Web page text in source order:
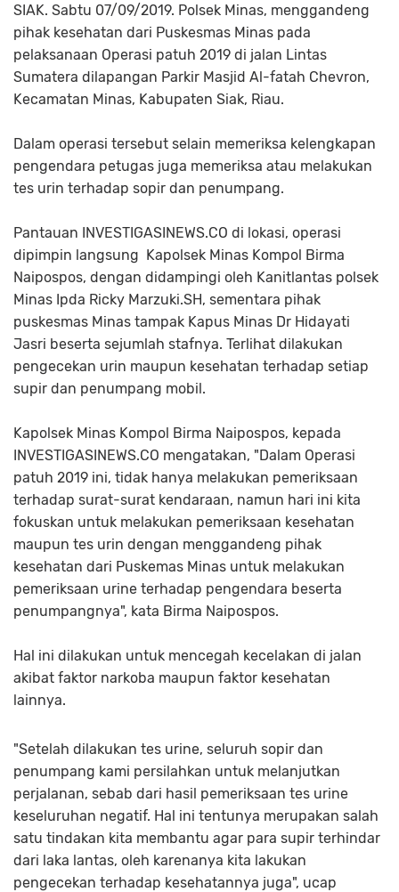
SIAK. Sabtu 07/09/2019. Polsek Minas, menggandeng
pihak kesehatan dari Puskesmas Minas pada
pelaksanaan Operasi patuh 2019 di jalan Lintas
Sumatera dilapangan Parkir Masjid Al-fatah Chevron,
Kecamatan Minas, Kabupaten Siak, Riau.
Dalam operasi tersebut selain memeriksa kelengkapan
pengendara petugas juga memeriksa atau melakukan
tes urin terhadap sopir dan penumpang.
Pantauan INVESTIGASINEWS.CO di lokasi, operasi
dipimpin langsung Kapolsek Minas Kompol Birma
Naipospos, dengan didampingi oleh Kanitlantas polsek
Minas Ipda Ricky Marzuki.SH, sementara pihak
puskesmas Minas tampak Kapus Minas Dr Hidayati
Jasri beserta sejumlah stafnya. Terlihat dilakukan
pengecekan urin maupun kesehatan terhadap setiap
supir dan penumpang mobil.
Kapolsek Minas Kompol Birma Naipospos, kepada
INVESTIGASINEWS.CO mengatakan, "Dalam Operasi
patuh 2019 ini, tidak hanya melakukan pemeriksaan
terhadap surat-surat kendaraan, namun hari ini kita
fokuskan untuk melakukan pemeriksaan kesehatan
maupun tes urin dengan menggandeng pihak
kesehatan dari Puskemas Minas untuk melakukan
pemeriksaan urine terhadap pengendara beserta
penumpangnya", kata Birma Naipospos.
Hal ini dilakukan untuk mencegah kecelakan di jalan
akibat faktor narkoba maupun faktor kesehatan
lainnya.
"Setelah dilakukan tes urine, seluruh sopir dan
penumpang kami persilahkan untuk melanjutkan
perjalanan, sebab dari hasil pemeriksaan tes urine
keseluruhan negatif. Hal ini tentunya merupakan salah
satu tindakan kita membantu agar para supir terhindar
dari laka lantas, oleh karenanya kita lakukan
pengecekan terhadap kesehatannya juga", ucap